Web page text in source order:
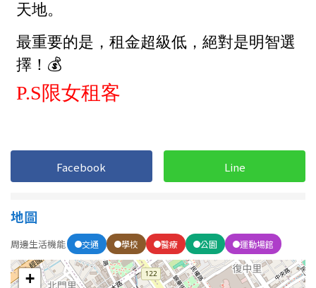
4房
不拘
5 年以下
5-10 年 10-20 年
40 年以上
Facebook Line
地圖
周邊生活機能 交通 學校 醫療 公園 運動場館
+